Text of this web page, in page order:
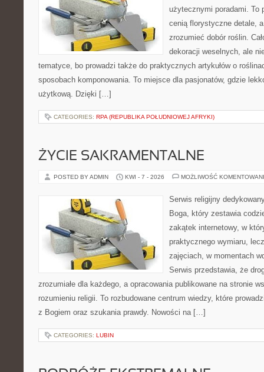
użytecznymi poradami. To
cenią florystyczne detale,
zrozumieć dobór roślin.
dekoracji weselnych, ale
tematyce, bo prowadzi także do praktycznych artykułów o
sposobach komponowania. To miejsce dla pasjonatów, gdzie
użytkową. Dzięki […]
CATEGORIES: RPA (REPUBLIKA POŁUDNIOWEJ AFRYKI)
ŻYCIE SAKRAMENTALNE
POSTED BY ADMIN KWI - 7 - 2026 MOŻLIWOŚĆ
Serwis religijny
Boga, który zestawia
zakątek internetowy, w
praktycznego wymiaru,
zajęciach, w momentach
Serwis przedstawia, że
zrozumiałe dla każdego, a opracowania publikowane na stronie
rozumieniu religii. To rozbudowane centrum wiedzy, które
z Bogiem oraz szukania prawdy. Nowości na […]
CATEGORIES: LUBIN